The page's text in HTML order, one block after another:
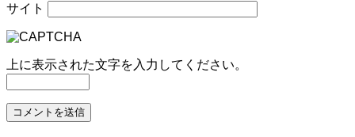
サイト
上に表示された文字を入力してください。